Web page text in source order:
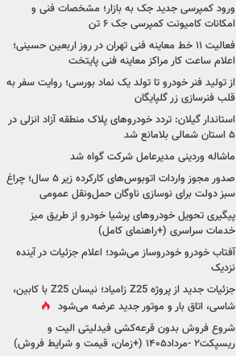
ورود کمپرسی جدید جک به بازار؛ مشخصات فنی و
امکانات کامیونت کمپرسی جک ۶ تن
فعالیت ۱۱ خط معاینه فنی تهران در روز اربعین حسینی؛
اعلام ساعت کار مراکز معاینه فنی پایتخت
از تولید فنر خودرو تا تولد یک نماد بورسی؛ روایت سفر به
قلب فنرسازی زر گلپایگان
استاندار گیلان: تردد خودروهای پلاک منطقه آزاد انزلی در
۵ استان شمالی بلامانع شد
ماشاله وردینی مدیرعامل شرکت گواه شد
صدور مجوز واردات اتوبوس‌های کارکرده زیر ۵ سال؛ چراغ
سبز دولت برای نوسازی ناوگان حمل‌ونقل عمومی
پیگیری تحویل خودروهای پرشیا خودرو از طریق میز
خدمات سراسری (+راهنمای کامل)
آفتاب خودرو خودروساز می‌شود؛ اعلام جزئیات در آینده
نزدیک
جزئیات جدید از پروژه Z25 زامیاد؛ نیسان Z25 با کابین،
شاسی، اتاق بار و موتور جدید عرضه می‌شود
شروع فروش بدون قرعه‌کشی فیدلیتی الیت و
ریسپکت۲ -مرداد۱۴۰۵ (+زمان، قیمت و شرایط فروش)